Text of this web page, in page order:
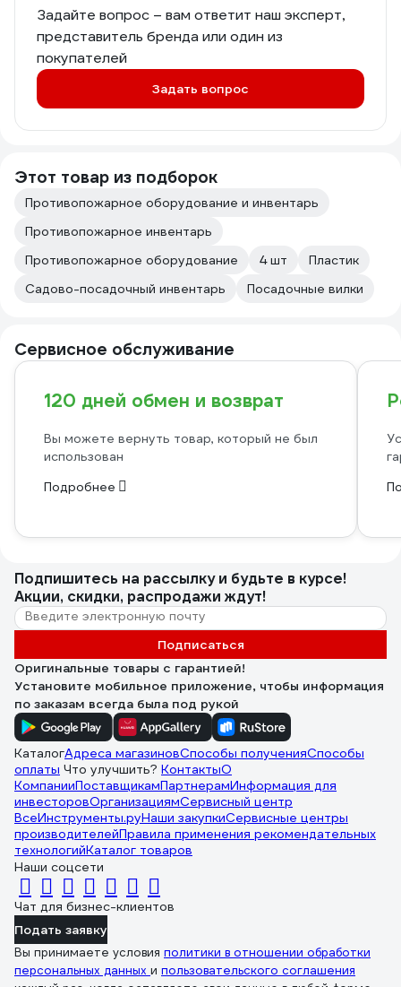
Задайте вопрос – вам ответит наш эксперт,
представитель бренда или один из
покупателей
Задать вопрос
Этот товар из подборок
Противопожарное оборудование и инвентарь
Противопожарное инвентарь
Противопожарное оборудование
4 шт
Пластик
Садово-посадочный инвентарь
Посадочные вилки
Сервисное обслуживание
120 дней обмен и возврат
Вы можете вернуть товар, который не был
использован
Подробнее
Подпишитесь на рассылкуи будьте в курсе!
Акции, скидки, распродажи ждут!
Подписаться
Оригинальные товары с гарантией!
Установите мобильное приложение, чтобы информация
по заказам всегда была под рукой
КаталогАдреса магазиновСпособы полученияСпособы
оплаты Что улучшить? КонтактыО
КомпанииПоставщикамПартнерамИнформация для
инвесторовОрганизациямСервисный центр
ВсеИнструменты.руНаши закупкиСервисные центры
производителейПравила применения рекомендательных
технологийКаталог товаров
Наши соцсети
Чат для бизнес-клиентов
Подать заявку
Вы принимаете условия политики в отношении обработки
персональных данных и пользовательского соглашения